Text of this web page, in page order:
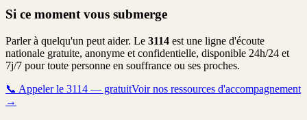
Si ce moment vous submerge
Parler à quelqu'un peut aider. Le 3114 est une ligne d'écoute
nationale gratuite, anonyme et confidentielle, disponible 24h/24 et
7j/7 pour toute personne en souffrance ou ses proches.
📞 Appeler le 3114 — gratuitVoir nos ressources d'accompagnement
→